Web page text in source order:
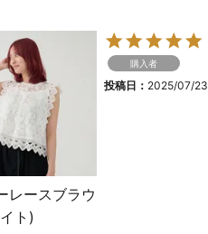
レースブラウ
ト)
購入者
投稿日 2025/07/23